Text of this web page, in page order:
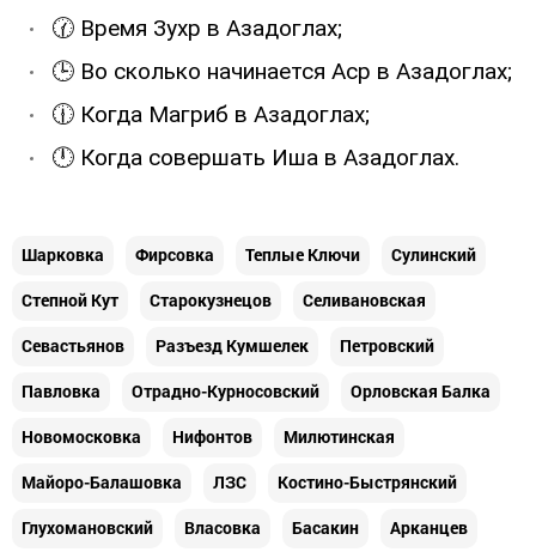
🕜 Время Зухр в Азадоглах;
🕒 Во сколько начинается Аср в Азадоглах;
🕧 Когда Магриб в Азадоглах;
🕛 Когда совершать Иша в Азадоглах.
Шарковка Фирсовкa Теплые Ключи
Сулинский
Степной Кут
Старокузнецов
Селивановская
Севастьянов
Разъезд Кумшелек
Петровский
Павловка
Отрадно-Курносовский
Орловская Балка
Новомосковка
Нифонтов
Милютинская
Майоро-Балашовка
ЛЗС
Костино-Быстрянский
Глухoмановский
Власовка Басакин Арканцев